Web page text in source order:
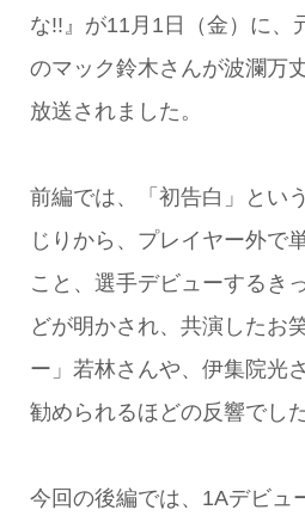
な!!』が11月1日（金）に、
のマック鈴木さんが波瀾万
放送されました。
前編では、「初告白」とい
じりから、プレイヤー外で
こと、選手デビューするき
どが明かされ、共演したお
ー」若林さんや、伊集院光
勧められるほどの反響でした
今回の後編では、1Aデビュ